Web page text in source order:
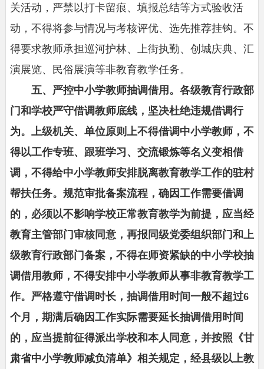
关活动，严禁以打卡留痕、填报总结等方式验收活
动，不得将参与情况与考核评优、选先推荐挂钩。不
得要求教师承担巡河护林、上街执勤、创城庆典、汇
演展览、民俗展演等非教育教学任务。
五、严控中小学教师抽调借用。各级教育行政部
门和学校严守借调教师底线，坚决杜绝违规借调行
为。上级机关、单位原则上不得借调中小学教师，不
得以工作专班、跟班学习、交流锻炼等名义变相借
调，不得给中小学教师安排脱离教育教学工作的驻村
帮扶任务。规范审批备案流程，确因工作需要借调
的，必须以不影响学校正常教育教学为前提，应当经
教育主管部门审核同意，再报同级党委组织部门和上
级教育行政部门备案，不得在师资紧缺的中小学校抽
调借用教师，不得安排中小学教师从事非教育教学工
作。严格遵守借调时长，抽调借用时间一般不超过6
个月，期满后确因工作实际需要延长抽调借用时间
的，应当提前征得派出学校和本人同意，并按照《甘
肃省中小学教师减负清单》相关规定，经县级以上教